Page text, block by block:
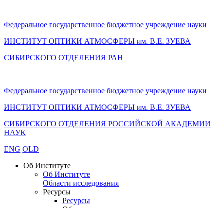
Федеральное государственное бюджетное учреждение науки
ИНСТИТУТ ОПТИКИ АТМОСФЕРЫ им. В.Е. ЗУЕВА
СИБИРСКОГО ОТДЕЛЕНИЯ РАН
Федеральное государственное бюджетное учреждение науки
ИНСТИТУТ ОПТИКИ АТМОСФЕРЫ им. В.Е. ЗУЕВА
СИБИРСКОГО ОТДЕЛЕНИЯ РОССИЙСКОЙ АКАДЕМИИ
НАУК
ENG OLD
Об Институте
Об Институте
Области исследования
Ресурсы
Ресурсы